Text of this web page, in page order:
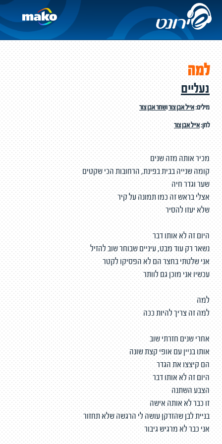
למה
נעליים
מילים:אייל אבן צורושחר אבן צור
לחן:אייל אבן צור
מכיר אותה מזה שנים
קומה שנייה בבית בפינת, הרחובות הכי שקטים
שער וגדר חיה
אצלי בראש זה כמו תמונה על קיר
שלא יעזו להסיר
היום זה לא אותו דבר
נשאר רק עוד מבט, עיניים שבוחר שוב להזיל
אני שלטתי בחצר הם לא הפסיקו לקטר
עכשיו אני מוכן גם לוותר
למה
למה זה צריך להיות ככה
אחרי שנים חזרתי שוב
אותו בניין עם אופי קצת שונה
הם קיצצו את הגדר
היום זה לא אותו דבר
הצבע השתנה
זו כבר לא אותה אישה
בניית לבן שהזדקן עושה לי הרגשה שלא תחזור
אני כבר לא מרגיש גיבור